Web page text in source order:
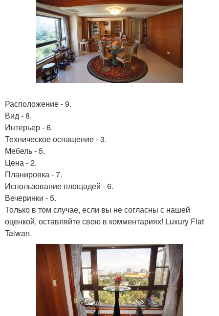
Расположение - 9.
Вид - 8.
Интерьер - 6.
Техническое оснащение - 3.
Мебель - 5.
Цена - 2.
Планировка - 7.
Использование площадей - 6.
Вечеринки - 5.
Только в том случае, если вы не согласны с нашей
оценкой, оставляйте свою в комментариях! Luxury Flat
Taiwan.